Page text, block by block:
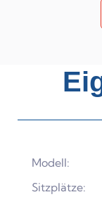
Modell:
Sitzplätze: